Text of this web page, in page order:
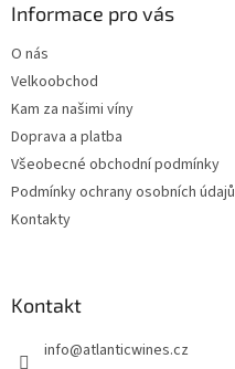
Informace pro vás
O nás
Velkoobchod
Kam za našimi víny
Doprava a platba
Všeobecné obchodní podmínky
Podmínky ochrany osobních údajů
Kontakty
Kontakt
info@atlanticwines.cz